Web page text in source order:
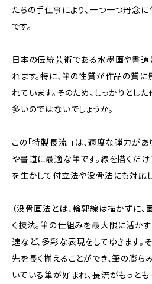
たちの手仕事により、一つ一つ丹念
です。
日本の伝統芸術である水墨画や書道
れます。特に、筆の性質が作品の質
れています。そのため、しっかりとし
多いのではないでしょうか。
この「特製長流 」は、適度な弾力があ
や書道に最適な筆です。線を描くだ
を生かして付立法や没骨法にも対応し
（没骨画法とは、輪郭線は描かずに、
く技法。筆の仕組みを最大限に活かすこ
速など、多彩な表現をしてゆきます。
先を長く揃えることができ、筆の膨
いている筆が好まれ、長流がもっとも